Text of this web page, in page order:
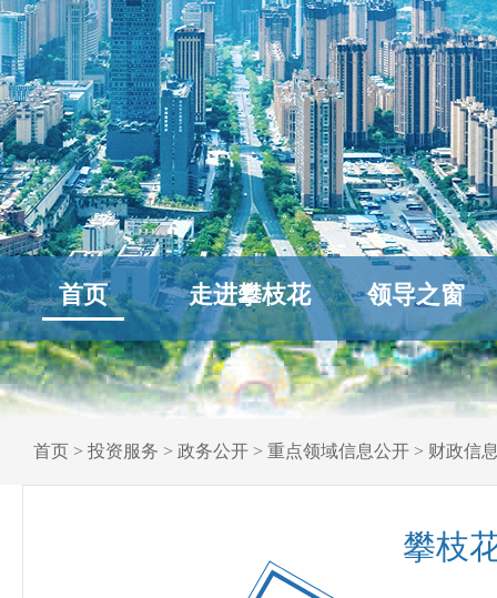
首页 走进攀枝花 领导之窗
首页 > 投资服务 > 政务公开 > 重点领域信息公开 > 财政信
攀枝